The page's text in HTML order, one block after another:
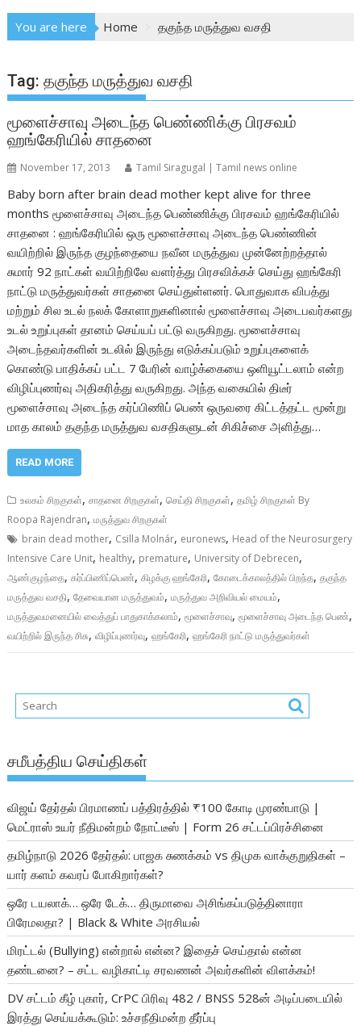
You are here Home தகுந்த மருத்துவ வசதி
Tag:தகுந்த மருத்துவ வசதி
மூளைச்சாவு அடைந்த பெண்ணிக்கு பிரசவம்
ஹங்கேரியில் சாதனை
November 17, 2013 Tamil Siragugal | Tamil news online
Baby born after brain dead mother kept alive for three
months மூளைச்சாவு அடைந்த பெண்ணிக்கு பிரசவம் ஹங்கேரியில்
சாதனை : ஹங்கேரியில் ஒரு மூளைச்சாவு அடைந்த பெண்ணின்
வயிற்றில் இருந்த குழந்தையை நவீன மருத்துவ முன்னேற்றத்தால்
சுமார் 92 நாட்கள் வயிற்றிலே வளர்த்து பிரசவிக்கச் செய்து ஹங்கேரி
நாட்டு மருத்துவர்கள் சாதனை செய்துள்ளனர். பொதுவாக விபத்து
மற்றும் சில உடல் நலக் கோளாறுகளினால் மூளைச்சாவு அடைபவர்களது
உடல் உறுப்புகள் தானம் செய்யப் பட்டு வருகிறது. மூளைச்சாவு
அடைந்தவர்களின் உடலில் இருந்து எடுக்கப்படும் உறுப்புகளைக்
கொண்டு பாதிக்கப் பட்ட 7 பேரின் வாழ்க்கையை ஒளியூட்டலாம் என்ற
விழிப்புணர்வு அதிகரித்து வருகிறது. அந்த வகையில் திடீர்
மூளைச்சாவு அடைந்த கர்ப்பிணிப் பெண் ஒருவரை கிட்டத்தட்ட மூன்று
மாத காலம் தகுந்த மருத்துவ வசதிகளுடன் சிகிச்சை அளித்து…
READ MORE
உலகம் சிறகுகள்,சாதனை சிறகுகள்,செய்தி சிறகுகள்,தமிழ் சிறகுகள் By
Roopa Rajendran,மருத்துவ சிறகுகள்
brain dead mother, Csilla Molnár, euronews, Head of the Neurosurgery
Intensive Care Unit, healthy, premature, University of Debrecen,
ஆண்குழந்தை,கர்ப்பிணிப்பெண்,கிழக்கு ஹங்கேரி,கோடைக்காலத்தில் பிறந்த,தகுந்த
மருத்துவ வசதி,தேவையான மருத்துவம்,மருத்துவ அறிவியல் மையம்,
மருத்துவமனையில் வைத்துப் பாதுகாக்கலாம்,மூளைச்சாவு,மூளைச்சாவு அடைந்த பெண்,
வயிற்றில் இருந்த சிசு,விழிப்புணர்வு,ஹங்கேரி,ஹங்கேரி நாட்டு மருத்துவர்கள்
சமீபத்திய செய்திகள்
விஜய் தேர்தல் பிரமாணப் பத்திரத்தில் ₹100 கோடி முரண்பாடு |
மெட்ராஸ் உயர் நீதிமன்றம் நோட்டீஸ் | Form 26 சட்டப்பிரச்சினை
தமிழ்நாடு 2026 தேர்தல்: பாஜக சுணக்கம் vs திமுக வாக்குறுதிகள் –
யார் களம் கவரப் போகிறார்கள்?
ஒரே டயலாக்… ஒரே டேக்… திருமாவை அசிங்கப்படுத்தினாரா
பிரேமலதா? | Black & White அரசியல்
மிரட்டல் (Bullying) என்றால் என்ன? இதைச் செய்தால் என்ன
தண்டனை? – சட்ட வழிகாட்டி சரவணன் அவர்களின் விளக்கம்!
DV சட்டம் கீழ் புகார், CrPC பிரிவு 482 / BNSS 528ன் அடிப்படையில்
இரத்து செய்யக்கூடும்: உச்சநீதிமன்ற தீர்ப்பு